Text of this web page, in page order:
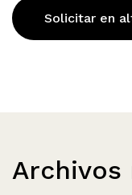
Solicitar en
Archivos